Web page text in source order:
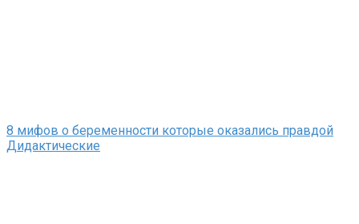
8 мифов о беременности которые оказались правдой
Дидактические